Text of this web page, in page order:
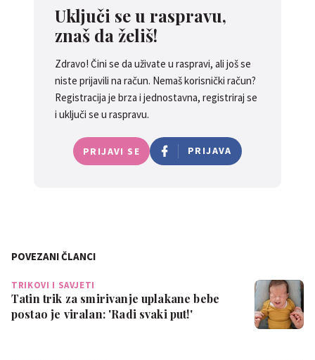
Uključi se u raspravu,
znaš da želiš!
Zdravo! Čini se da uživate u raspravi, ali još se
niste prijavili na račun. Nemaš korisnički račun?
Registracija je brza i jednostavna, registriraj se
i uključi se u raspravu.
PRIJAVI SE PRIJAVA
POVEZANI ČLANCI
TRIKOVI I SAVJETI
Tatin trik za smirivanje uplakane bebe
postao je viralan: 'Radi svaki put!'